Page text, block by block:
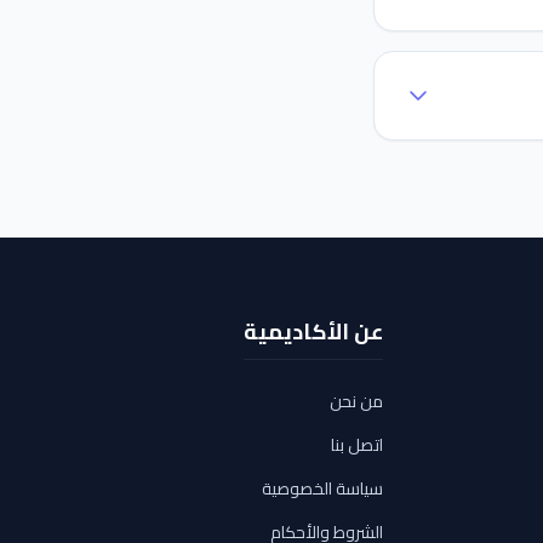
عن الأكاديمية
من نحن
اتصل بنا
سياسة الخصوصية
الشروط والأحكام